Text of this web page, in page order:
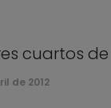
cuartos
de 2012